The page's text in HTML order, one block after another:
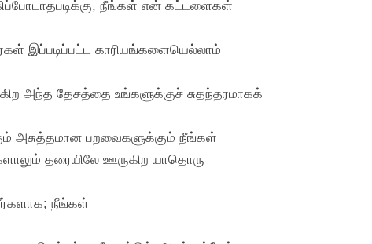
நீங்கள் என் கட்டளைகள்
இப்படிப்பட்ட காரியங்களையெல்லாம்
அந்த தேசத்தை உங்களுக்குச் சுதந்தரமாகக்
அசுத்தமான பறவைகளுக்கும் நீங்கள்
தரையிலே ஊருகிற யாதொரு
நீங்கள்